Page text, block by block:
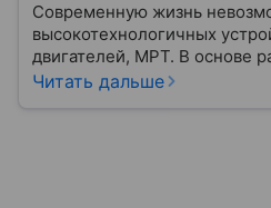
Современную жизнь
высокотехнологичных
двигателей, МРТ. В основе
редкоземельные металлы:
Читать дальше